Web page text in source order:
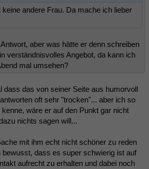
andere Frau. Da mache ich lieber
aber was hätte er denn schreiben
verständnisvolles Angebot, da kann ich
mal umsehen?
dass das von seiner Seite aus humorvoll
oft sehr "trocken"... aber ich so
wäre er auf den Punkt gar nicht
nichts sagen will...
mit ihm echt nicht schöner zu reden
dass es super schwierig ist auf
aufrecht zu erhalten und dabei noch